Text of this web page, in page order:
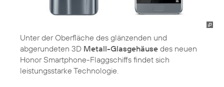
Unter der Oberfläche des glänzenden und
abgerundeten 3D Metall-Glasgehäuse des neuen
Honor Smartphone-Flaggschiffs findet sich
leistungsstarke Technologie.